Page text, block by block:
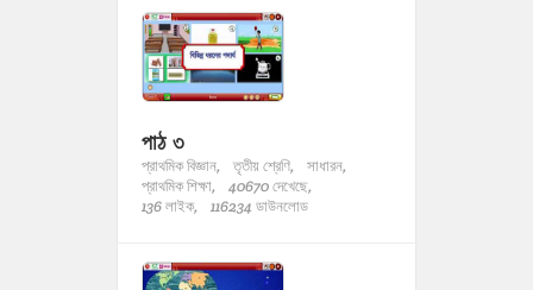
পাঠ ৩
প্রাথমিক বিজ্ঞান, তৃতীয় শ্রেণি,
সাধারন,
প্রাথমিক শিক্ষা,
40670 দেখেছে,
136 লাইক,
116234 ডাউনলোড